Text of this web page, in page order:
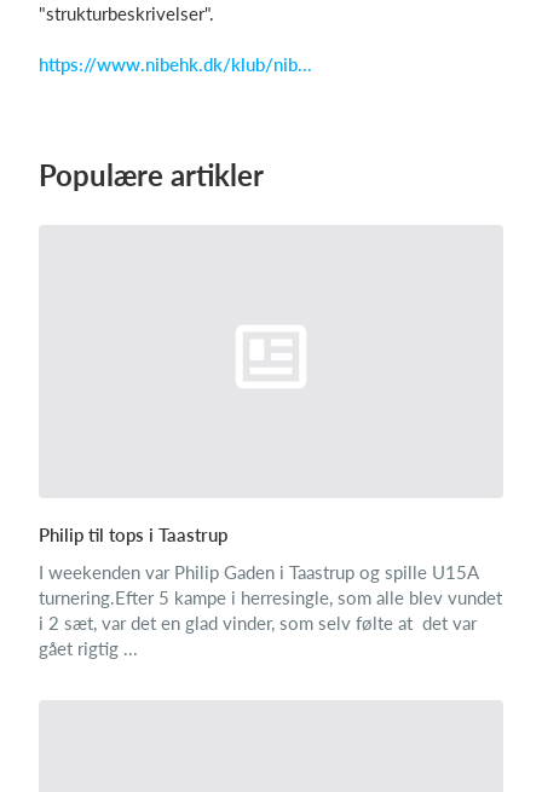
"strukturbeskrivelser".
https://www.nibehk.dk/klub/nib...
Populære artikler
Philip til tops i Taastrup
I weekenden var Philip Gaden i Taastrup og spille U15A
turnering.Efter 5 kampe i herresingle, som alle blev vundet
i 2 sæt, var det en glad vinder, som selv følte at det var
gået rigtig ...